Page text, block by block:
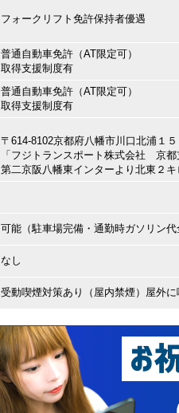
フォークリフト免許保持者優遇
普通自動車免許（AT限定可）
取得支援制度有
普通自動車免許（AT限定可）
取得支援制度有
〒614-8102京都府八幡市川口北浦１５
「フジトランスポート株式会社 京都
第二京阪八幡東インターより北東２キ
可能（駐車場完備・通勤時ガソリン代
なし
受動喫煙対策あり（屋内禁煙）屋外